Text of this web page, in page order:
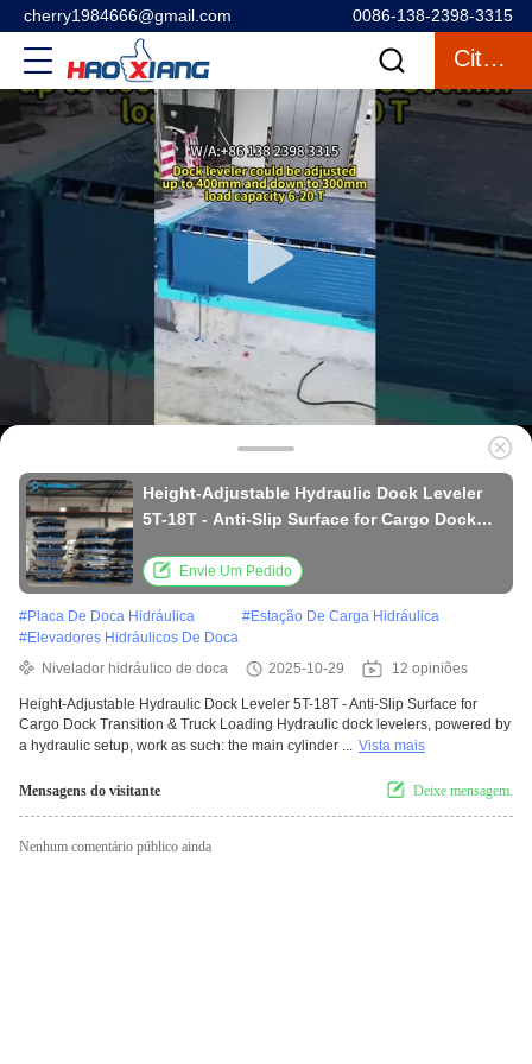
cherry1984666@gmail.com 0086-138-2398-3315
Citações
Height-Adjustable Hydraulic Dock Leveler
5T-18T - Anti-Slip Surface for Cargo Dock
Envie Um Pedido
#Placa De Doca Hidráulica #Estação De Carga Hidráulica
#Elevadores Hidráulicos De Doca
Nivelador hidráulico de doca
2025-10-29 12 opiniões
Height-Adjustable Hydraulic Dock Leveler 5T-18T - Anti-Slip Surface for
Cargo Dock Transition & Truck Loading Hydraulic dock levelers, powered by
a hydraulic setup, work as such: the main cylinder ... Vista mais
Mensagens do visitante Deixe mensagem.
Nenhum comentário público ainda